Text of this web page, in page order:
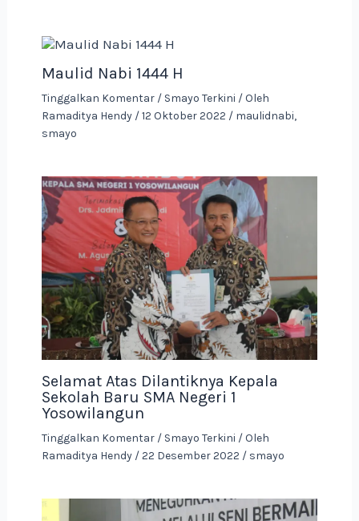
Maulid Nabi 1444 H
Tinggalkan Komentar / Smayo Terkini / Oleh
Ramaditya Hendy /12 Oktober 2022 / maulidnabi,
smayo
Selamat Atas Dilantiknya Kepala
Sekolah Baru SMA Negeri 1
Yosowilangun
Tinggalkan Komentar / Smayo Terkini / Oleh
Ramaditya Hendy /22 Desember 2022 / smayo